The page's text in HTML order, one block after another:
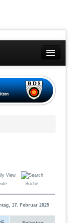
Suche
17. Februar 2025